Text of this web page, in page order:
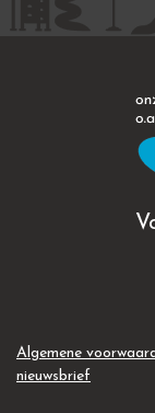
Algemene
nieuwsbrief